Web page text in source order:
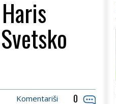
0
Komentariši